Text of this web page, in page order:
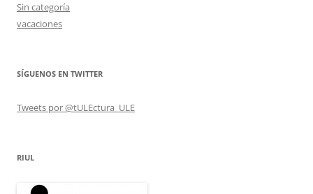
Sin categoría
vacaciones
SÍGUENOS EN TWITTER
Tweets por @tULEctura_ULE
RIUL